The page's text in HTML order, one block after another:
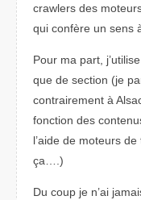
crawlers des
qui confère un sens
Pour ma part,
que de section (je
contrairement à
fonction des
l’aide de moteurs
ça….)
Du coup je n’ai